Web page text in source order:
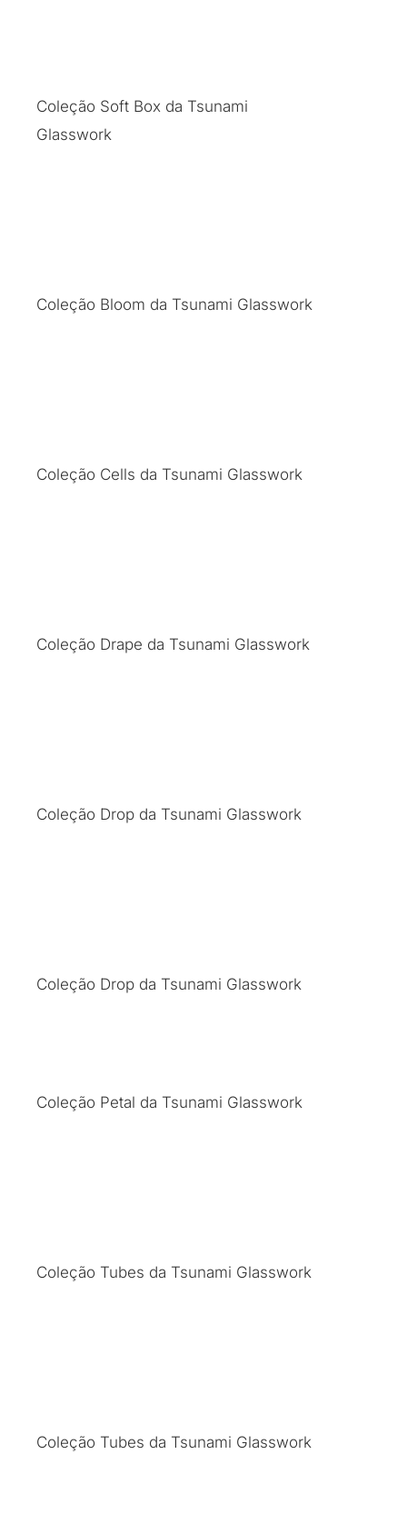
Coleção Soft Box da Tsunami
Glasswork
Coleção Bloom da Tsunami Glasswork
Coleção Cells da Tsunami Glasswork
Coleção Drape da Tsunami Glasswork
Coleção Drop da Tsunami Glasswork
Coleção Drop da Tsunami Glasswork
Coleção Petal da Tsunami Glasswork
Coleção Tubes da Tsunami Glasswork
Coleção Tubes da Tsunami Glasswork